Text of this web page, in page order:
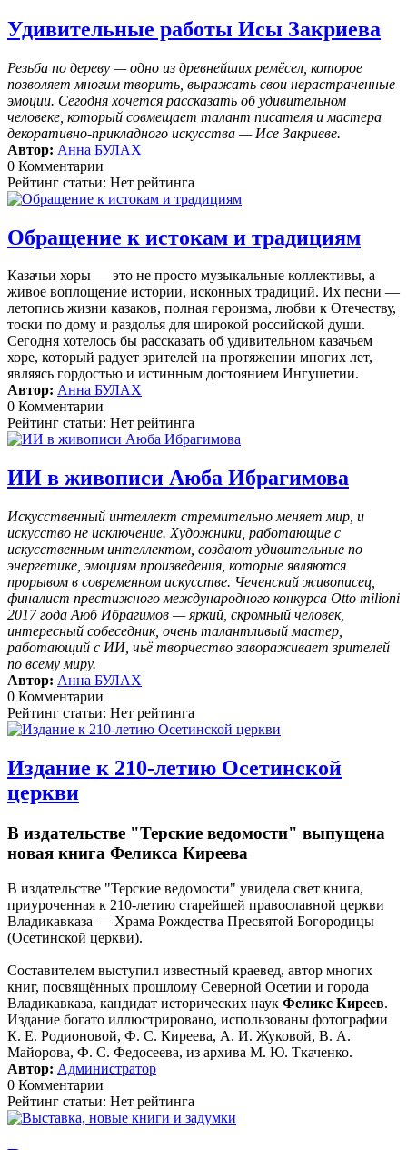
Удивительные работы Исы Закриева
Резьба по дереву — одно из древнейших ремёсел, которое
позволяет многим творить, выражать свои нерастраченные
эмоции. Сегодня хочется рассказать об удивительном
человеке, который совмещает талант писателя и мастера
декоративно-прикладного искусства — Исе Закриеве.
Автор: Анна БУЛАХ
0 Комментарии
Рейтинг статьи: Нет рейтинга
Обращение к истокам и традициям
Казачьи хоры — это не просто музыкальные коллективы, а
живое воплощение истории, исконных традиций. Их песни —
летопись жизни казаков, полная героизма, любви к Отечеству,
тоски по дому и раздолья для широкой российской души.
Сегодня хотелось бы рассказать об удивительном казачьем
хоре, который радует зрителей на протяжении многих лет,
являясь гордостью и истинным достоянием Ингушетии.
Автор: Анна БУЛАХ
0 Комментарии
Рейтинг статьи: Нет рейтинга
ИИ в живописи Аюба Ибрагимова
Искусственный интеллект стремительно меняет мир, и
искусство не исключение. Художники, работающие с
искусственным интеллектом, создают удивительные по
энергетике, эмоциям произведения, которые являются
прорывом в современном искусстве. Чеченский живописец,
финалист престижного международного конкурса Otto milioni
2017 года Аюб Ибрагимов — яркий, скромный человек,
интересный собеседник, очень талантливый мастер,
работающий с ИИ, чьё творчество завораживает зрителей
по всему миру.
Автор: Анна БУЛАХ
0 Комментарии
Рейтинг статьи: Нет рейтинга
Издание к 210-летию Осетинской
церкви
В издательстве "Терские ведомости" выпущена
новая книга Феликса Киреева
В издательстве "Терские ведомости" увидела свет книга,
приуроченная к 210-летию старейшей православной церкви
Владикавказа — Храма Рождества Пресвятой Богородицы
(Осетинской церкви).
Составителем выступил известный краевед, автор многих
книг, посвящённых прошлому Северной Осетии и города
Владикавказа, кандидат исторических наук Феликс Киреев.
Издание богато иллюстрировано, использованы фотографии
К. Е. Родионовой, Ф. С. Киреева, А. И. Жуковой, В. А.
Майорова, Ф. С. Федосеева, из архива М. Ю. Ткаченко.
Автор: Администратор
0 Комментарии
Рейтинг статьи: Нет рейтинга